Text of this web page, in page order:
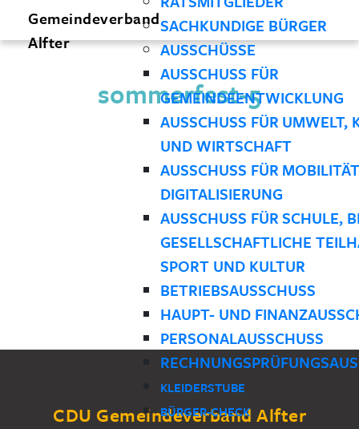
Gemeindeverband
Alfter
SACHKUNDIGE BÜRGER
AUSSCHÜSSE
AUSSCHUSS FÜR
GEMEINDEENTWICKLUNG
AUSSCHUSS FÜR UMWELT,
UND WIRTSCHAFT
AUSSCHUSS FÜR
DIGITALISIERUNG
AUSSCHUSS FÜR SCHULE,
GESELLSCHAFTLICHE
SPORT UND KULTUR
BETRIEBSAUSSCHUSS
HAUPT- UND
PERSONALAUSSCHUSS
KLEIDERSTUBE
BÜRGER-CHECK
sommerfest-5
CDU Gemeindeverband Alfter